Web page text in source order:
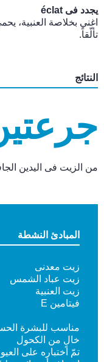
يجدد فى éclat
اغني بخلاصة العنبية،
تألّقاً.
النتائج
من الزيت فى اليدين
المبادئ النشطة
زيت معدنى
زيت عباد الشمس
زيت العنبية
فيتامين E
مناسب للبشرة
خالٍ من الكحول
تمّ اختباره على